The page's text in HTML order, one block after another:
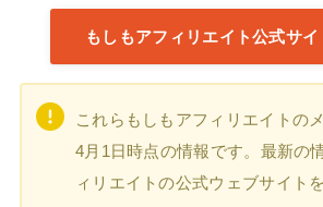
もしもアフィリエイト公式サ
これらもしもアフィリエイトの
4月1日時点の情報です。最新の
ィリエイトの公式ウェブサイト